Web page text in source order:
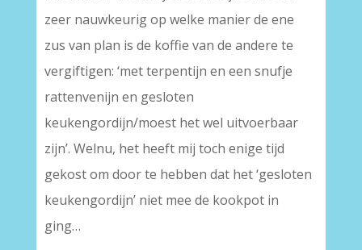
zeer nauwkeurig op welke manier de ene
zus van plan is de koffie van de andere te
vergiftigen: ‘met terpentijn en een snufje
rattenvenijn en gesloten
keukengordijn/moest het wel uitvoerbaar
zijn’. Welnu, het heeft mij toch enige tijd
gekost om door te hebben dat het ‘gesloten
keukengordijn’ niet mee de kookpot in
ging…